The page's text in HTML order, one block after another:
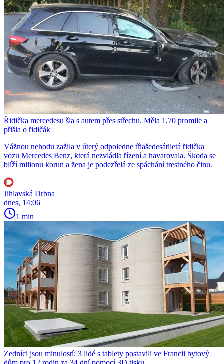
Řidička mercedesu šla s autem přes střechu. Měla 1,70 promile a
přišla o řidičák
Vážnou nehodu zažila v úterý odpoledne třiašedesátiletá řidička
vozu Mercedes Benz, která nezvládla řízení a havarovala. Škoda se
blíží milionu korun a žena je podezřelá ze spáchání trestného činu.
Jihlavská Drbna
dnes, 14:06
1 min
Zedníci jsou minulostí: 3 lidé s tablety postavili ve Francii bytový